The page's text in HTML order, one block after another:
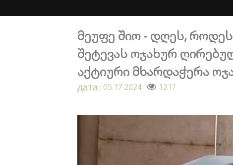
მეუფე შიო - დღეს,
შეტევას ოჯახურ
აქტიური მხარდაჭერა
дата: 05.17.2024 1217